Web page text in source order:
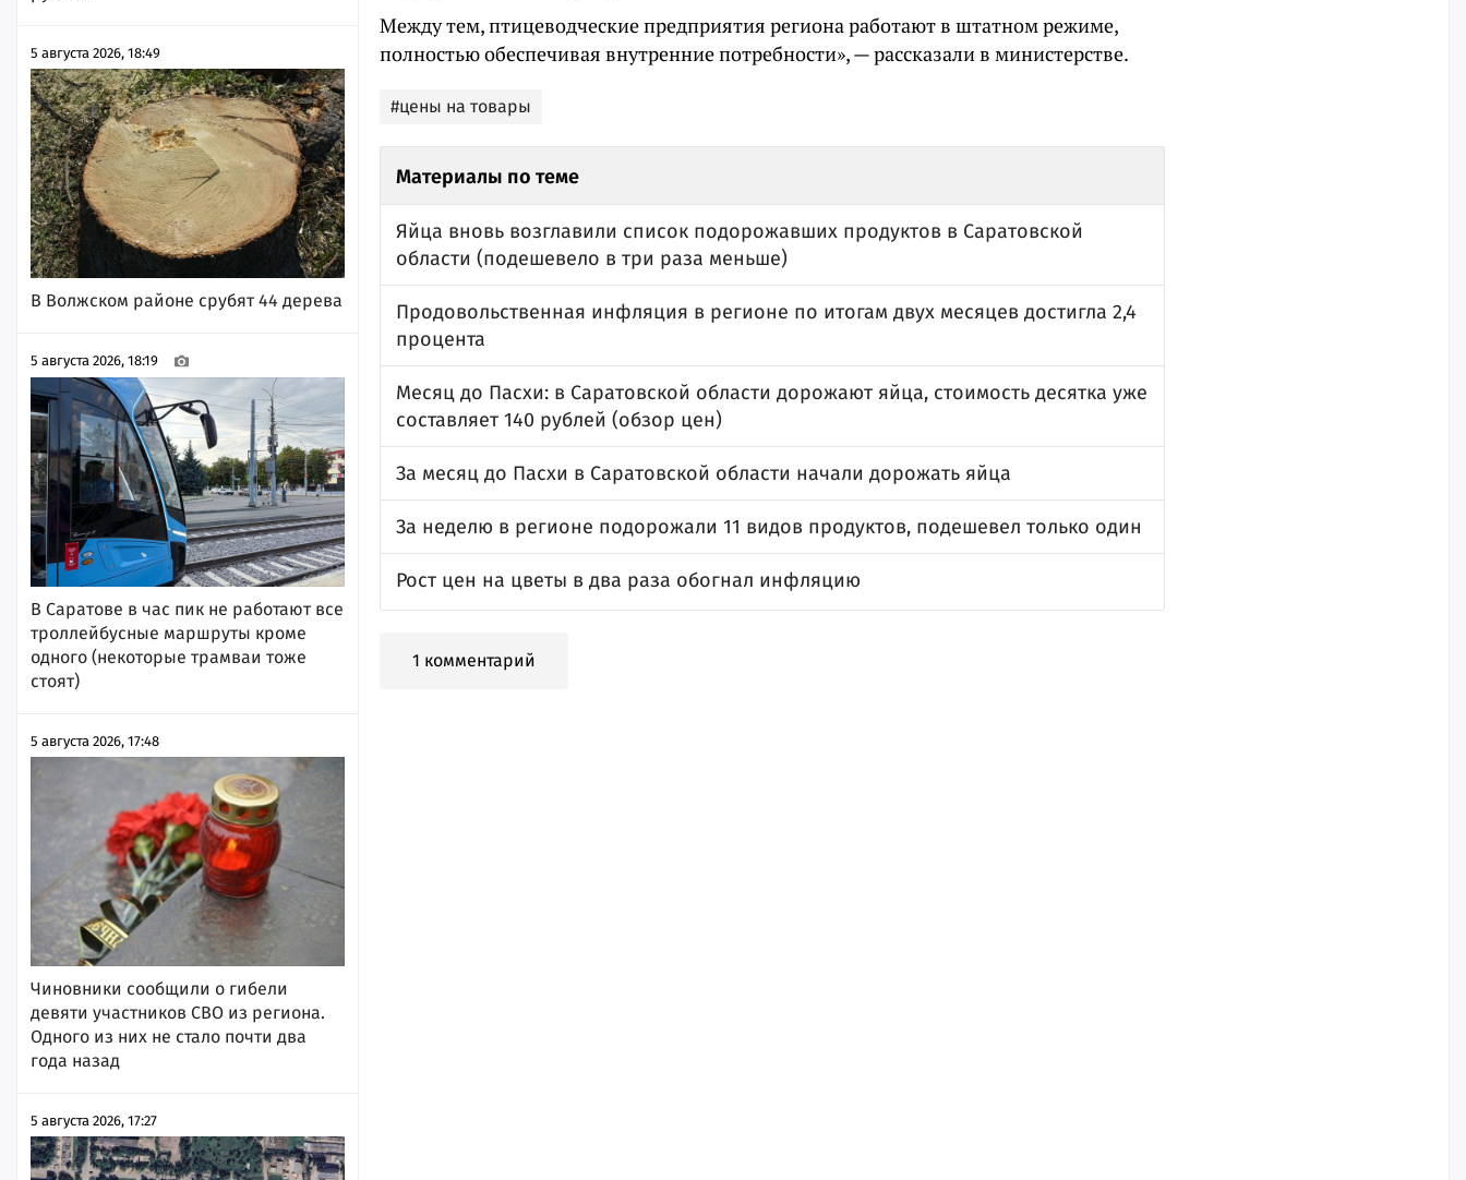
5 августа 2026, 18:49
В Волжском районе срубят 44 дерева
5 августа 2026, 18:19
В Саратове в час пик не работают все
троллейбусные маршруты кроме
одного (некоторые трамваи тоже
стоят)
5 августа 2026, 17:48
Чиновники сообщили о гибели
девяти участников СВО из региона.
Одного из них не стало почти два
года назад
5 августа 2026, 17:27
Между тем, птицеводческие предприятия региона работают в штатном режиме,
полностью обеспечивая внутренние потребности», — рассказали в министерстве.
#цены на товары
Материалы по теме
Яйца вновь возглавили список подорожавших продуктов в Саратовской
области (подешевело в три раза меньше)
Продовольственная инфляция в регионе по итогам двух месяцев достигла 2,4
процента
Месяц до Пасхи: в Саратовской области дорожают яйца, стоимость десятка уже
составляет 140 рублей (обзор цен)
За месяц до Пасхи в Саратовской области начали дорожать яйца
За неделю в регионе подорожали 11 видов продуктов, подешевел только один
Рост цен на цветы в два раза обогнал инфляцию
1 комментарий